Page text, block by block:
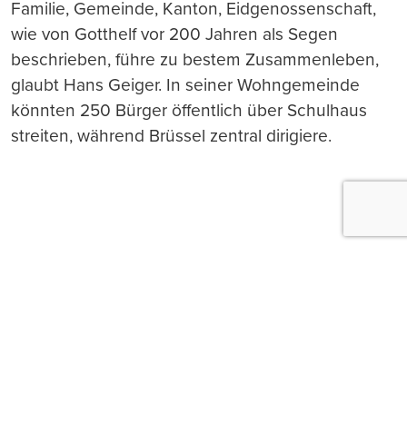
Familie, Gemeinde, Kanton, Eidgenossenschaft,
wie von Gotthelf vor 200 Jahren als Segen
beschrieben, führe zu bestem Zusammenleben,
glaubt Hans Geiger. In seiner Wohngemeinde
könnten 250 Bürger öffentlich über Schulhaus
streiten, während Brüssel zentral dirigiere.